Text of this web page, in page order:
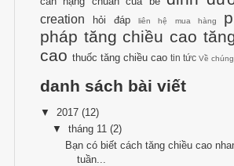
creation
hỏi đáp liên hệ mua hàng
pháp tăng chiều cao
cao thuốc tăng chiều cao tin tức Về
danh sách bài viết
▼ 2017 (12)
▼tháng 11(2)
Bạn có biết cách tăng chiều cao
tuần...